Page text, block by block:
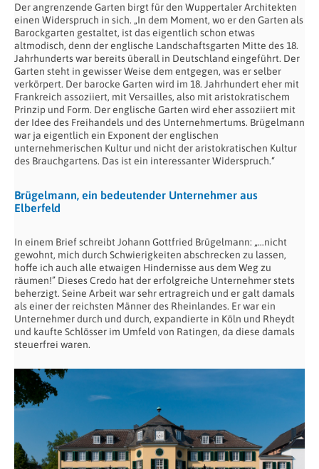
Der angrenzende Garten birgt für den Wuppertaler Architekten
einen Widerspruch in sich. „In dem Moment, wo er den Garten als
Barockgarten gestaltet, ist das eigentlich schon etwas
altmodisch, denn der englische Landschaftsgarten Mitte des 18.
Jahrhunderts war bereits überall in Deutschland eingeführt. Der
Garten steht in gewisser Weise dem entgegen, was er selber
verkörpert. Der barocke Garten wird im 18. Jahrhundert eher mit
Frankreich assoziiert, mit Versailles, also mit aristokratischem
Prinzip und Form. Der englische Garten wird eher assoziiert mit
der Idee des Freihandels und des Unternehmertums. Brügelmann
war ja eigentlich ein Exponent der englischen
unternehmerischen Kultur und nicht der aristokratischen Kultur
des Brauchgartens. Das ist ein interessanter Widerspruch.“
Brügelmann, ein bedeutender Unternehmer aus
Elberfeld
In einem Brief schreibt Johann Gottfried Brügelmann: „…nicht
gewohnt, mich durch Schwierigkeiten abschrecken zu lassen,
hoffe ich auch alle etwaigen Hindernisse aus dem Weg zu
räumen!” Dieses Credo hat der erfolgreiche Unternehmer stets
beherzigt. Seine Arbeit war sehr ertragreich und er galt damals
als einer der reichsten Männer des Rheinlandes. Er war ein
Unternehmer durch und durch, expandierte in Köln und Rheydt
und kaufte Schlösser im Umfeld von Ratingen, da diese damals
steuerfrei waren.